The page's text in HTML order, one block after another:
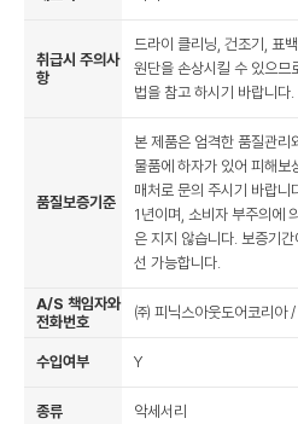
취급시 주의사
항
드라이 클리닝, 건조기, 표
원단을 손상시킬 수 있으므
법을 참고 하시기 바랍니다.
품질보증기준
본 제품은 엄격한 품질관리
물품에 하자가 있어 피해보
매처로 문의 주시기 바랍니
1년이며, 소비자 부주의에
은 지지 않습니다. 보증기
선 가능합니다.
A/S 책임자와
전화번호
㈜ 피닉스아웃도어코리
수입여부 Y
종류 악세서리